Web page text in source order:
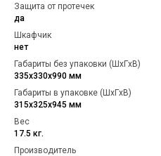
Защита от протечек
да
Шкафчик
нет
Габариты без упаковки (ШxГxВ)
335х330х990 мм
Габариты в упаковке (ШxГxВ)
315х325х945 мм
Вес
17.5 кг.
Производитель